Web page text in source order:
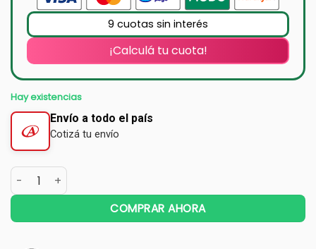
9 cuotas sin interés
¡Calculá tu cuota!
Hay existencias
Envío a todo el país
Cotizá tu envío
COMPRAR AHORA